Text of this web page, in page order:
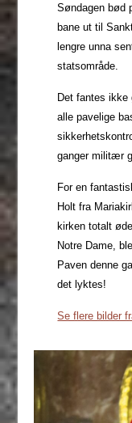
Søndagen bød
bane ut til
lengre unna
statsområde.
Det fantes
alle pavelige
ganger militær
For en
Holt fra
kirken totalt
Notre Dame,
Paven denne
det lyktes!
Se flere bilder